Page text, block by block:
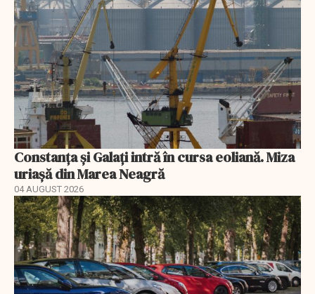
Constanța și Galați intră în cursa eoliană. Miza
uriașă din Marea Neagră
04 AUGUST 2026